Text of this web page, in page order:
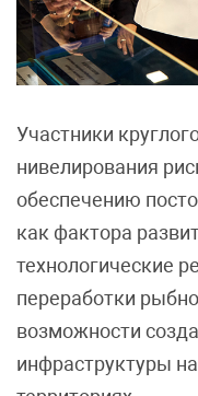
Участники
нивелирования
обеспечению
как фактора
технологические
переработки
возможности
инфраструктуры